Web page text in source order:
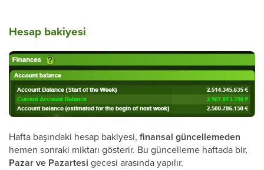
Hesap bakiyesi
Hafta başındaki hesap bakiyesi, finansal güncellemeden
hemen sonraki miktarı gösterir. Bu güncelleme haftada bir,
Pazar ve Pazartesi gecesi arasında yapılır.